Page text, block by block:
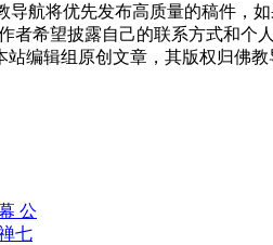
导航将优先发布高质量的稿件，
者希望披露自己的联系方式和个
编辑组原创文章，其版权归佛
公
七